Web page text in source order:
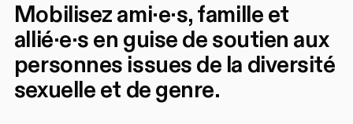
Mobilisez ami·e·s, famille et
allié·e·s en guise de soutien aux
personnes issues de la diversité
sexuelle et de genre.